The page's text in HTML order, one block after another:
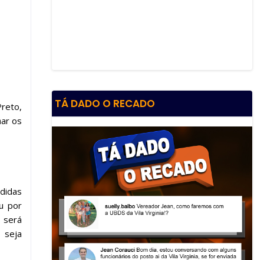
os
por
seja
TÁ DADO O RECADO